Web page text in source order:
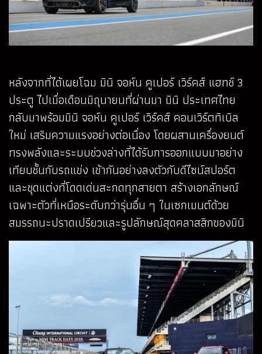
หลังจากที่ได้เผยโฉม มินิ จอห์น คูเปอร์ เวิร์คส์ แฮทช์ 3
ประตู ไปเมื่อเดือนมิถุนายนที่ผ่านมา มินิ ประเทศไทย
กลับมาพร้อมมินิ จอห์น คูเปอร์ เวิร์คส์ คอนเวิร์ตทิเบิล
ใหม่ เสริมความแรงอย่างต่อเนื่อง โดยผสานเครื่องยนต์
ทรงพลังและระบบช่วงล่างที่ได้รับการออกแบบมาอย่าง
เทียบชั้นกับรถแข่ง เข้ากันอย่างลงตัวกับดีไซน์สปอร์ต
และชุดแต่งที่โดดเด่นสะกดทุกสายตา สร้างเอกลักษณ์
เฉพาะตัวที่เหนือระดับกว่ารุ่นอื่น ๆ ในเซกเมนต์ด้วย
สมรรถนะปราดเปรียวและรูปลักษณ์สุดคลาสสิกของมินิ